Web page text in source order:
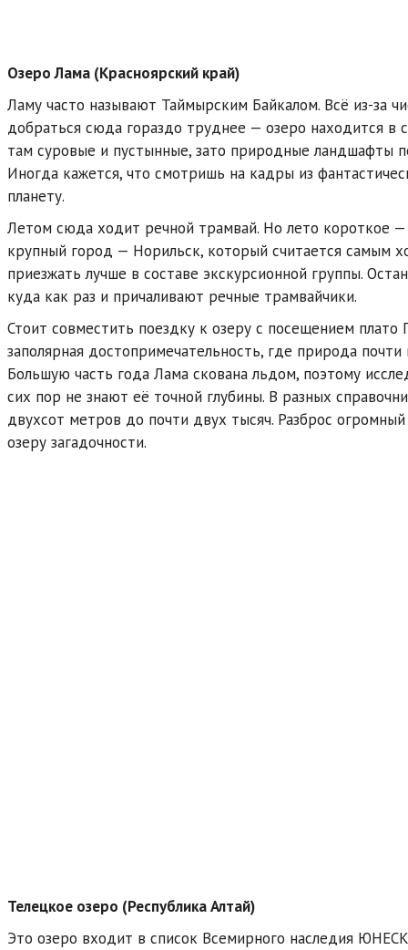
Озеро Лама (Красноярский край)
Ламу часто называют Таймырским Байкалом. Всё из-за
добраться сюда гораздо труднее — озеро находится в
там суровые и пустынные, зато природные ландшафты
Иногда кажется, что смотришь на кадры из
планету.
Летом сюда ходит речной трамвай. Но лето короткое
крупный город — Норильск, который считается самым
приезжать лучше в составе экскурсионной группы.
куда как раз и причаливают речные трамвайчики.
Стоит совместить поездку к озеру с посещением плато
заполярная достопримечательность, где природа
Большую часть года Лама скована льдом, поэтому
сих пор не знают её точной глубины. В разных
двухсот метров до почти двух тысяч. Разброс
озеру загадочности.
Телецкое озеро (Республика Алтай)
Это озеро входит в список Всемирного наследия